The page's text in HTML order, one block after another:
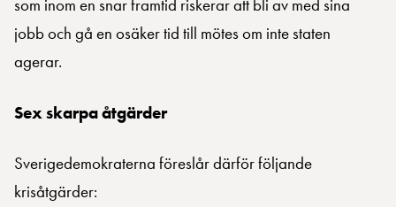
som inom en snar framtid riskerar att bli av med sina
jobb och gå en osäker tid till mötes om inte staten
agerar.
Sex skarpa åtgärder
Sverigedemokraterna föreslår därför följande
krisåtgärder: